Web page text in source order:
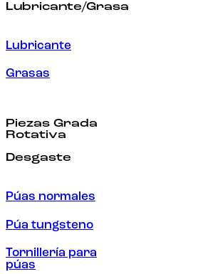
Lubricante/Grasa
Lubricante
Grasas
Piezas Grada
Rotativa
Desgaste
Púas normales
Púa tungsteno
Tornillería para
púas